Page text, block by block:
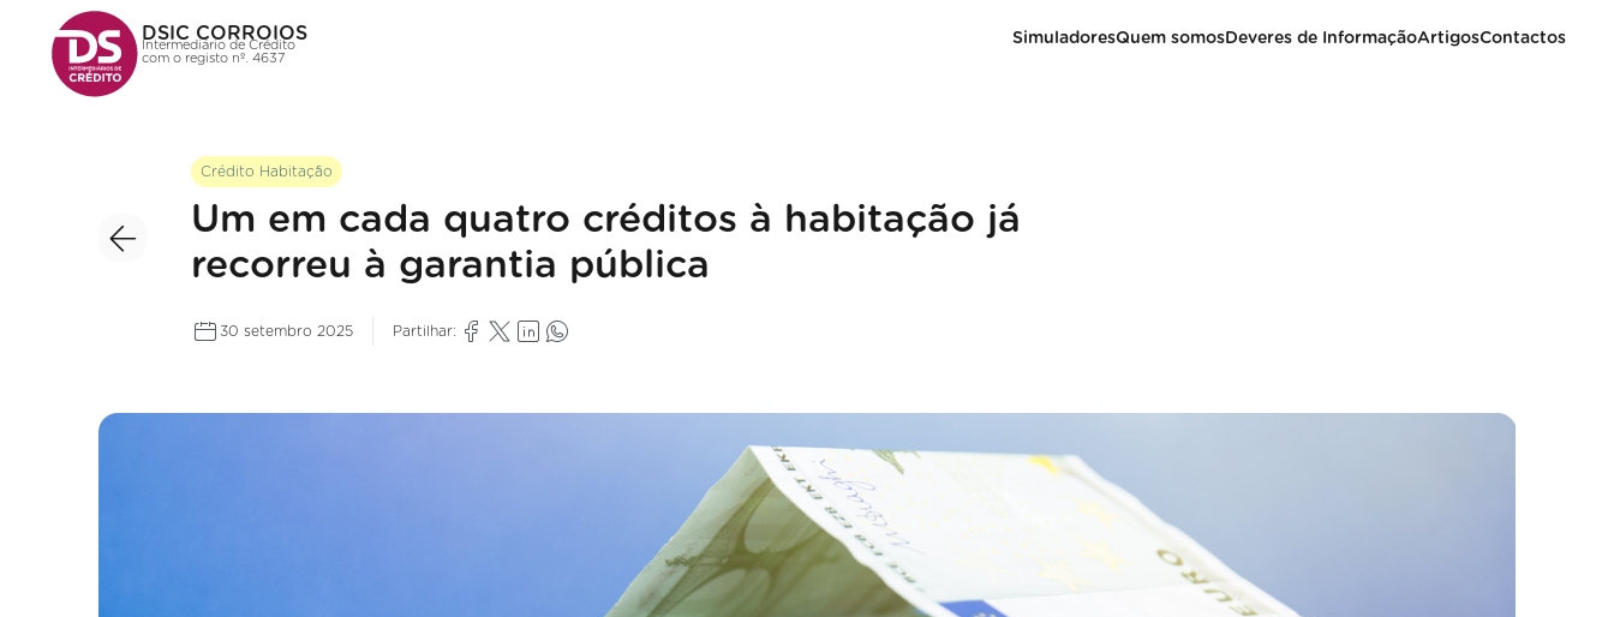
DSIC CORROIOS
Intermediário de Crédito
com o registo nº. 4637
SimuladoresQuem somosDeveres de InformaçãoArtigosContactos
Crédito Habitação
Um em cada quatro créditos à habitação já
recorreu à garantia pública
30 setembro 2025 Partilhar: